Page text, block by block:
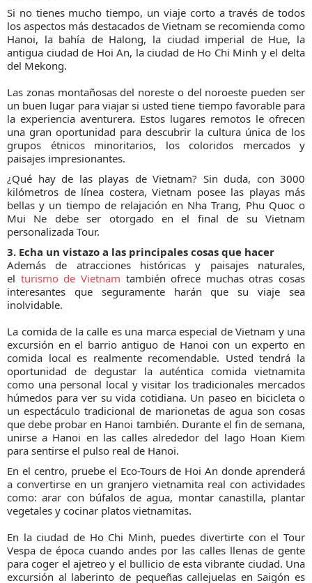
Si no tienes mucho tiempo, un viaje corto a través de todos
los aspectos más destacados de Vietnam se recomienda como
Hanoi, la bahía de Halong, la ciudad imperial de Hue, la
antigua ciudad de Hoi An, la ciudad de Ho Chi Minh y el delta
del Mekong.
Las zonas montañosas del noreste o del noroeste pueden ser
un buen lugar para viajar si usted tiene tiempo favorable para
la experiencia aventurera. Estos lugares remotos le ofrecen
una gran oportunidad para descubrir la cultura única de los
grupos étnicos minoritarios, los coloridos mercados y
paisajes impresionantes.
¿Qué hay de las playas de Vietnam? Sin duda, con 3000
kilómetros de línea costera, Vietnam posee las playas más
bellas y un tiempo de relajación en Nha Trang, Phu Quoc o
Mui Ne debe ser otorgado en el final de su Vietnam
personalizada Tour.
3. Echa un vistazo a las principales cosas que hacer
Además de atracciones históricas y paisajes naturales,
el turismo de Vietnam también ofrece muchas otras cosas
interesantes que seguramente harán que su viaje sea
inolvidable.
La comida de la calle es una marca especial de Vietnam y una
excursión en el barrio antiguo de Hanoi con un experto en
comida local es realmente recomendable. Usted tendrá la
oportunidad de degustar la auténtica comida vietnamita
como una personal local y visitar los tradicionales mercados
húmedos para ver su vida cotidiana. Un paseo en bicicleta o
un espectáculo tradicional de marionetas de agua son cosas
que debe probar en Hanoi también. Durante el fin de semana,
unirse a Hanoi en las calles alrededor del lago Hoan Kiem
para sentirse el pulso real de Hanoi.
En el centro, pruebe el Eco-Tours de Hoi An donde aprenderá
a convertirse en un granjero vietnamita real con actividades
como: arar con búfalos de agua, montar canastilla, plantar
vegetales y cocinar platos vietnamitas.
En la ciudad de Ho Chi Minh, puedes divertirte con el Tour
Vespa de época cuando andes por las calles llenas de gente
para coger el ajetreo y el bullicio de esta vibrante ciudad. Una
excursión al laberinto de pequeñas callejuelas en Saigón es